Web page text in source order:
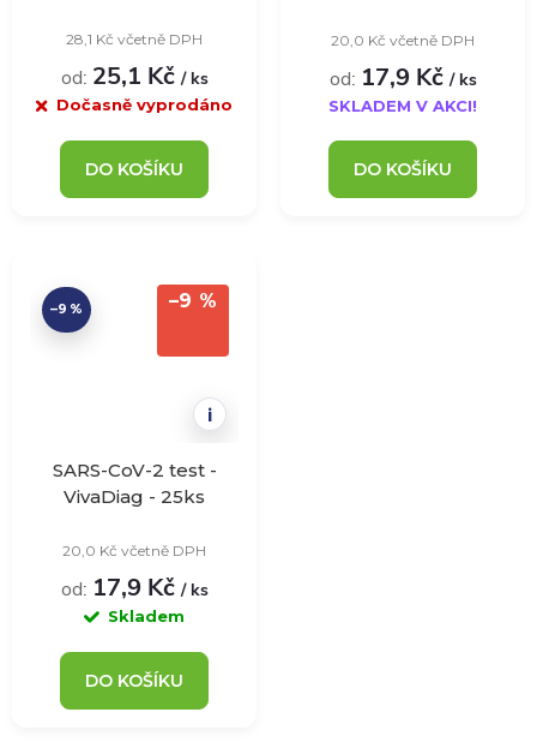
28,1 Kč včetně DPH
od: 25,1 Kč / ks
Dočasně vyprodáno
DO KOŠÍKU
20,0 Kč včetně DPH
od: 17,9 Kč / ks
SKLADEM V AKCI!
DO KOŠÍKU
–9 %
i
–9 %
SARS-CoV-2 test -
VivaDiag - 25ks
20,0 Kč včetně DPH
od: 17,9 Kč / ks
Skladem
DO KOŠÍKU